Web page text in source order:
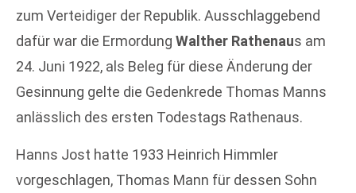
zum Verteidiger der Republik. Ausschlaggebend
dafür war die Ermordung Walther Rathenaus am
24. Juni 1922, als Beleg für diese Änderung der
Gesinnung gelte die Gedenkrede Thomas Manns
anlässlich des ersten Todestags Rathenaus.
Hanns Jost hatte 1933 Heinrich Himmler
vorgeschlagen, Thomas Mann für dessen Sohn